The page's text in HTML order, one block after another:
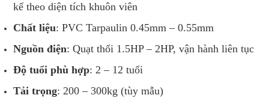
kế theo diện tích khuôn viên
Chất liệu: PVC Tarpaulin 0.45mm – 0.55mm
Nguồn điện: Quạt thổi 1.5HP – 2HP, vận hành liên tục
Độ tuổi phù hợp: 2 – 12 tuổi
Tải trọng: 200 – 300kg (tùy mẫu)